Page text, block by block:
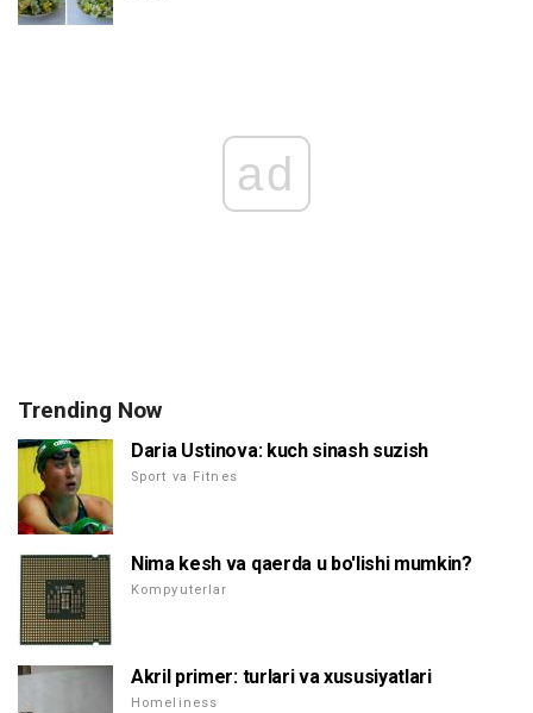
ad
Trending Now
Daria Ustinova: kuch sinash suzish
Sport va Fitnes
Nima kesh va qaerda u bo'lishi mumkin?
Kompyuterlar
Akril primer: turlari va xususiyatlari
Homeliness